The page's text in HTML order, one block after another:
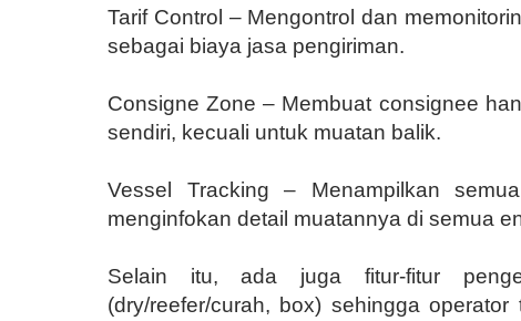
Tarif Control – Mengontrol dan
sebagai biaya jasa pengiriman.
Consigne Zone – Membuat consignee
sendiri, kecuali untuk muatan balik.
Vessel Tracking – Menampilkan
menginfokan detail muatannya di semua
Selain itu, ada juga fitur-fitur
(dry/reefer/curah, box) sehingga